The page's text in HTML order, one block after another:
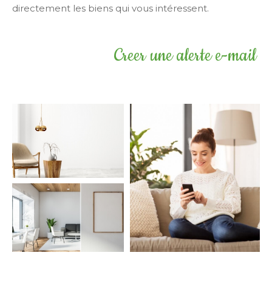
directement les biens qui vous intéressent.
Creer une alerte e-mail